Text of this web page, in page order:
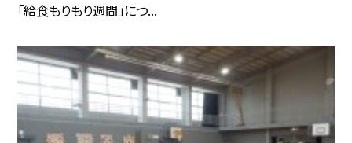
「給食もりもり週間」につ...